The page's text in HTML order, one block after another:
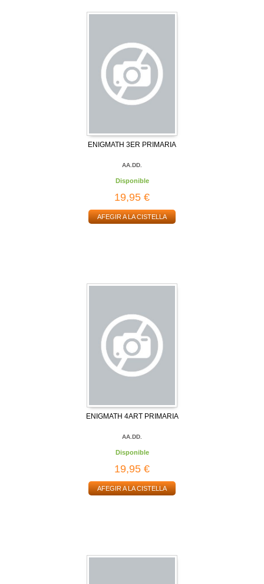
ENIGMATH 3ER PRIMARIA
AA.DD.
Disponible
19,95 €
AFEGIR A LA CISTELLA
ENIGMATH 4ART PRIMARIA
AA.DD.
Disponible
19,95 €
AFEGIR A LA CISTELLA